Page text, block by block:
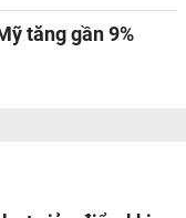
tăng gần 9%